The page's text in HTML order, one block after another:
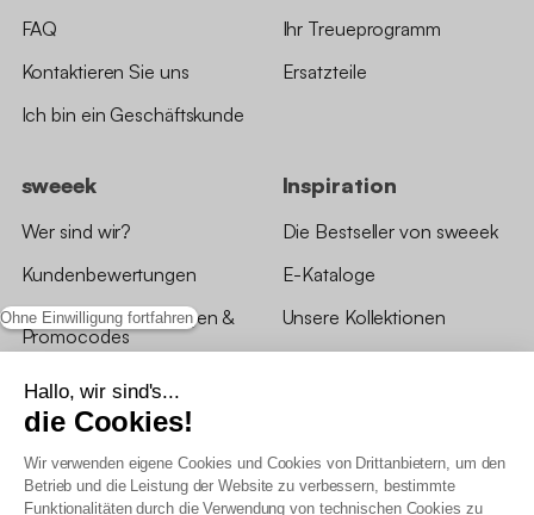
Ohne Einwilligung fortfahren
Hallo, wir sind's...
die Cookies!
Wir verwenden eigene Cookies und Cookies von Drittanbietern, um den
Betrieb und die Leistung der Website zu verbessern, bestimmte
Funktionalitäten durch die Verwendung von technischen Cookies zu
FAQ
Kontaktieren Sie uns
Ich bin ein Geschäftskunde
Ihr Treueprogramm
Ersatzteile
sweeek
Wer sind wir?
Kundenbewertungen
*Angebotsbedingungen &
Promocodes
Bewertungen von sweeek
Unsere Geschäfte
Inspiration
Die Bestseller von sweeek
E-Kataloge
Unsere Kollektionen